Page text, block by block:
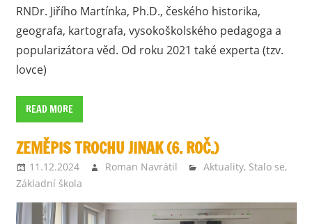
RNDr. Jiřího Martínka, Ph.D., českého historika,
geografa, kartografa, vysokoškolského pedagoga a
popularizátora věd. Od roku 2021 také experta (tzv.
lovce)
READ MORE
ZEMĚPIS TROCHU JINAK (6. ROČ.)
11.12.2024 Roman Navrátil Aktuality, Stalo se,
Základní škola